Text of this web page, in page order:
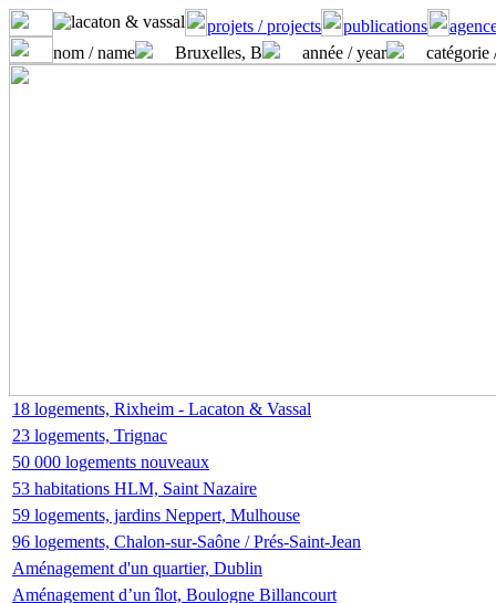
projets / projects publications
nom / name
Bruxelles, B année / year catégorie
18 logements, Rixheim - Lacaton & Vassal
23 logements, Trignac
50 000 logements nouveaux
53 habitations HLM, Saint Nazaire
59 logements, jardins Neppert, Mulhouse
96 logements, Chalon-sur-Saône / Prés-Saint-Jean
Aménagement d'un quartier, Dublin
Aménagement d’un îlot, Boulogne Billancourt